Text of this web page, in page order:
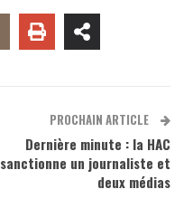
PROCHAIN ARTICLE
Dernière minute : la HAC
sanctionne un journaliste et
deux médias